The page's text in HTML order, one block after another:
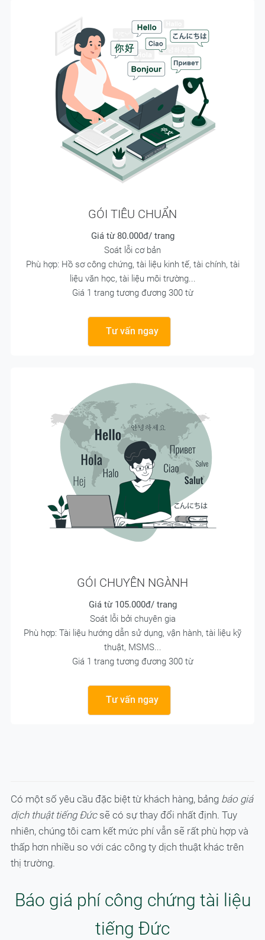
GÓI TIÊU CHUẨN
Giá từ 80.000đ/ trang
Soát lỗi cơ bản
Phù hợp: Hồ sơ công chứng, tài liệu kinh tế, tài chính, tài
liệu văn học, tài liệu môi trường...
Giá 1 trang tương đương 300 từ
Tư vấn ngay
GÓI CHUYÊN NGÀNH
Giá từ 105.000đ/ trang
Soát lỗi bởi chuyên gia
Phù hợp: Tài liệu hướng dẫn sử dụng, vận hành, tài liệu kỹ
thuật, MSMS...
Giá 1 trang tương đương 300 từ
Tư vấn ngay
Có một số yêu cầu đặc biệt từ khách hàng, bảng báo giá
dịch thuật tiếng Đứcsẽ có sự thay đổi nhất định. Tuy
nhiên, chúng tôi cam kết mức phí vẫn sẽ rất phù hợp và
thấp hơn nhiều so với các công ty dịch thuật khác trên
thị trường.
Báo giá phí công chứng tài liệu
tiếng Đức